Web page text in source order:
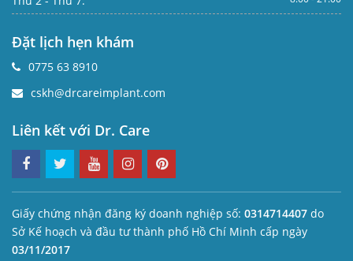
Đặt lịch hẹn khám
0775 63 8910
cskh@drcareimplant.com
Liên kết với Dr. Care
Giấy chứng nhận đăng ký doanh nghiệp số: 0314714407 do
Sở Kế hoạch và đầu tư thành phố Hồ Chí Minh cấp ngày
03/11/2017